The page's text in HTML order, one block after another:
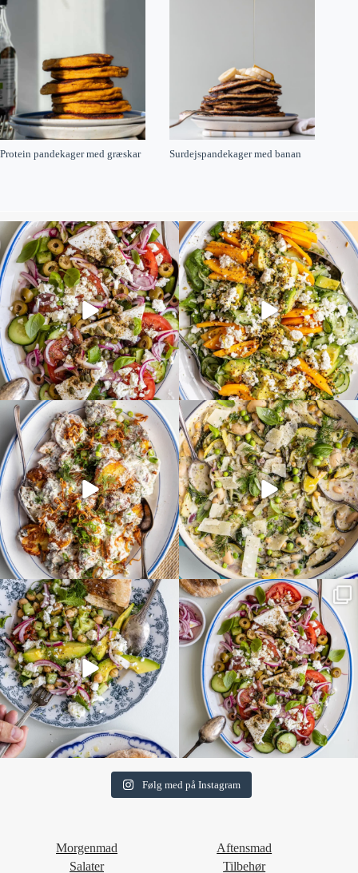
Protein pandekager med græskar Surdejspandekager med banan
Følg med på Instagram
Morgenmad
Salater
Aftensmad
Tilbehør